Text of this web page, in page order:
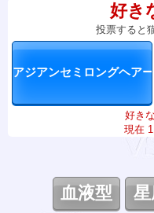
好き
投票すると
好き
現在
血液型